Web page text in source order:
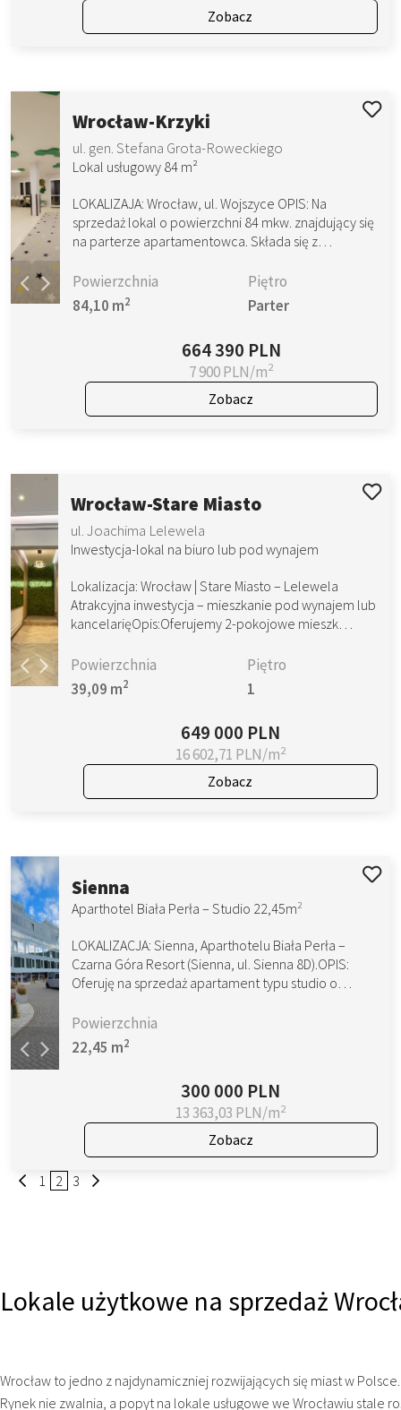
Zobacz
Wrocław-Krzyki
ul. gen. Stefana Grota-Roweckiego
Lokal usługowy 84 m²
LOKALIZAJA: Wrocław, ul. Wojszyce OPIS: Na
sprzedaż lokal o powierzchni 84 mkw. znajdujący się
na parterze apartamentowca. Składa się z…
Powierzchnia
84,10 m2
Piętro
Parter
664 390 PLN
7 900 PLN/m2
Zobacz
Wrocław-Stare Miasto
ul. Joachima Lelewela
Inwestycja-lokal na biuro lub pod wynajem
Lokalizacja: Wrocław | Stare Miasto – Lelewela
Atrakcyjna inwestycja – mieszkanie pod wynajem lub
kancelarięOpis:Oferujemy 2-pokojowe mieszk…
Powierzchnia
39,09 m2
Piętro
1
649 000 PLN
16 602,71 PLN/m2
Zobacz
Sienna
Aparthotel Biała Perła – Studio 22,45m2
LOKALIZACJA: Sienna, Aparthotelu Biała Perła –
Czarna Góra Resort (Sienna, ul. Sienna 8D).OPIS:
Oferuję na sprzedaż apartament typu studio o…
Powierzchnia
22,45 m2
300 000 PLN
13 363,03 PLN/m2
Zobacz
1 2 3
Lokale użytkowe na sprzedaż
Wrocław to jedno z najdynamiczniej rozwijających się miast w
Rynek nie zwalnia, a popyt na lokale usługowe we Wrocławiu